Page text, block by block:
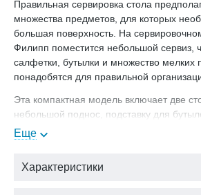
Правильная сервировка стола
множества предметов, для которых
большая поверхность. На
Филипп поместится небольшой сервиз,
салфетки, бутылки и множество мелких
понадобятся для правильной
Эта компактная модель включает две
небольшой поднос, подставку для
колесики позволят легко передвинуть
Обратите внимание на стильный
делают столик очень оригинальным.
Еще
Характеристики